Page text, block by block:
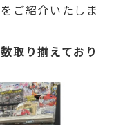
をご紹介いたしま
取り揃えており